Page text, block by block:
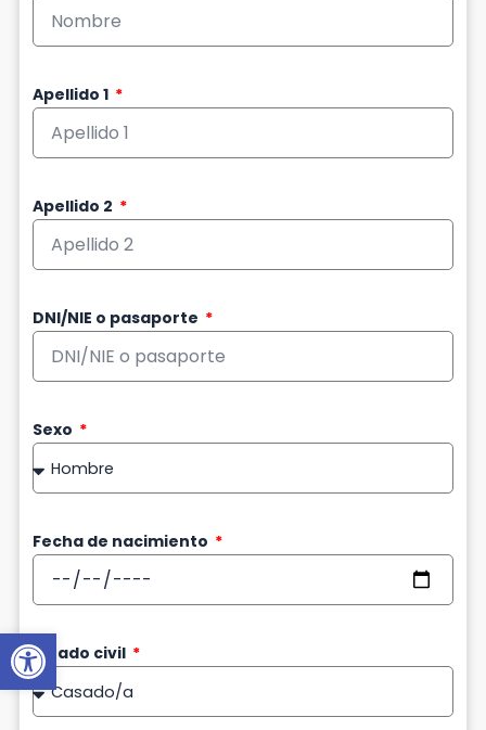
Abrir barra de herramientas
Apellido 1
Apellido 2
DNI/NIE o pasaporte
Sexo
Fecha de nacimiento
Estado civil